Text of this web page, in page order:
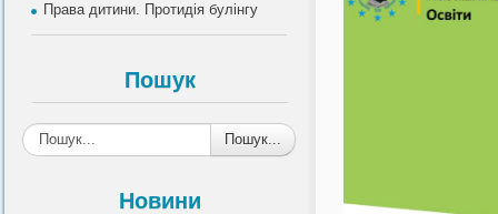
Права дитини. Протидія булінгу
Пошук
Пошук...
Новини